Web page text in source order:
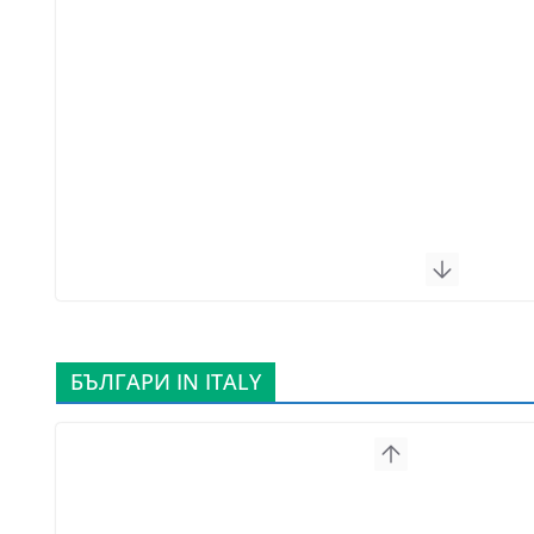
БЪЛГАРИ IN ITALY